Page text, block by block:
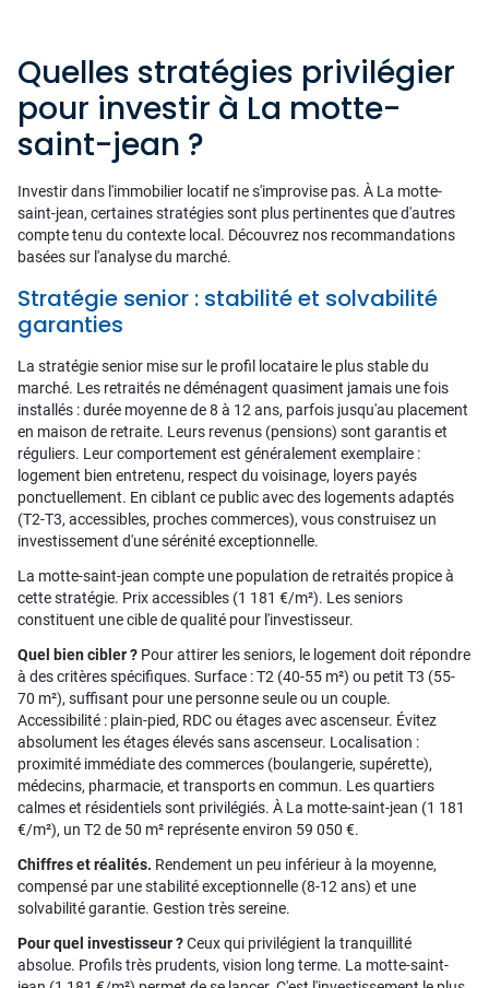
Quelles stratégies privilégier
pour investir à La motte-
saint-jean ?
Investir dans l'immobilier locatif ne s'improvise pas. À La motte-
saint-jean, certaines stratégies sont plus pertinentes que d'autres
compte tenu du contexte local. Découvrez nos recommandations
basées sur l'analyse du marché.
Stratégie senior : stabilité et solvabilité
garanties
La stratégie senior mise sur le profil locataire le plus stable du
marché. Les retraités ne déménagent quasiment jamais une fois
installés : durée moyenne de 8 à 12 ans, parfois jusqu'au placement
en maison de retraite. Leurs revenus (pensions) sont garantis et
réguliers. Leur comportement est généralement exemplaire :
logement bien entretenu, respect du voisinage, loyers payés
ponctuellement. En ciblant ce public avec des logements adaptés
(T2-T3, accessibles, proches commerces), vous construisez un
investissement d'une sérénité exceptionnelle.
La motte-saint-jean compte une population de retraités propice à
cette stratégie. Prix accessibles (1 181 €/m²). Les seniors
constituent une cible de qualité pour l'investisseur.
Quel bien cibler ? Pour attirer les seniors, le logement doit répondre
à des critères spécifiques. Surface : T2 (40-55 m²) ou petit T3 (55-
70 m²), suffisant pour une personne seule ou un couple.
Accessibilité : plain-pied, RDC ou étages avec ascenseur. Évitez
absolument les étages élevés sans ascenseur. Localisation :
proximité immédiate des commerces (boulangerie, supérette),
médecins, pharmacie, et transports en commun. Les quartiers
calmes et résidentiels sont privilégiés. À La motte-saint-jean (1 181
€/m²), un T2 de 50 m² représente environ 59 050 €.
Chiffres et réalités. Rendement un peu inférieur à la moyenne,
compensé par une stabilité exceptionnelle (8-12 ans) et une
solvabilité garantie. Gestion très sereine.
Pour quel investisseur ?Ceux qui privilégient la tranquillité
absolue. Profils très prudents, vision long terme. La motte-saint-